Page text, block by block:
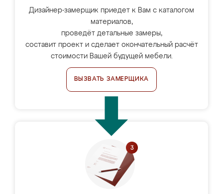
Дизайнер-замерщик приедет к Вам с каталогом
материалов,
проведёт детальные замеры,
составит проект и сделает окончательный расчёт
стоимости Вашей будущей мебели.
ВЫЗВАТЬ ЗАМЕРЩИКА